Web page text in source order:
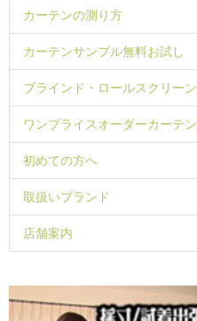
カーテンの測り方
カーテンサンプル無料お試し
ブラインド・ロールスクリーン
ワンプライスオーダーカーテン
初めての方へ
取扱いブランド
店舗案内